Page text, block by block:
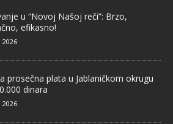
u “Novoj Našoj reči”: Brzo,
efikasno!
2026
prosečna plata u Jablaničkom okrugu
dinara
2026